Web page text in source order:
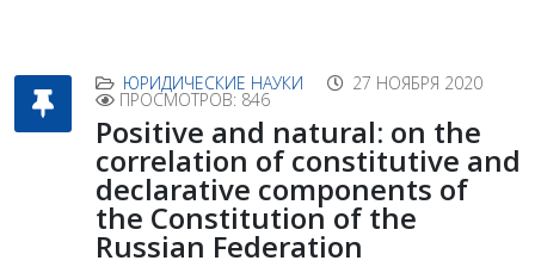
ЮРИДИЧЕСКИЕ НАУКИ 27 НОЯБРЯ 2020
ПРОСМОТРОВ: 846
Positive and natural: on the
correlation of constitutive and
declarative components of
the Constitution of the
Russian Federation